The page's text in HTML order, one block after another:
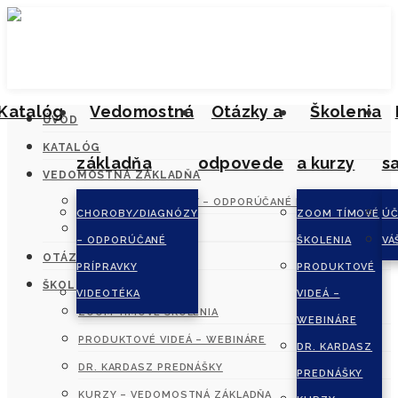
Vedomostná
základňa
CHOROBY/DIAGNÓZY
– ODPORÚČANÉ
PRÍPRAVKY
VIDEOTÉKA
Otázky a
odpovede
Školenia
a kurzy
ZOOM TÍMOVÉ
ŠKOLENIA
PRODUKTOVÉ
VIDEÁ –
WEBINÁRE
DR. KARDASZ
PREDNÁŠKY
ÚVOD
KATALÓG
VEDOMOSTNÁ ZÁKLADŇA
CHOROBY/DIAGNÓZY – ODPORÚČANÉ PRÍPRAVKY
OTÁZKY A ODPOVEDE
ŠKOLENIA A KURZY
ZOOM TÍMOVÉ ŠKOLENIA
PRODUKTOVÉ VIDEÁ – WEBINÁRE
DR. KARDASZ PREDNÁŠKY
KURZY – VEDOMOSTNÁ ZÁKLADŇA